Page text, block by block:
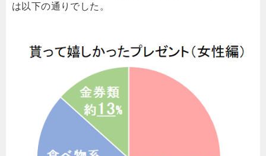
は以下の通りでした。